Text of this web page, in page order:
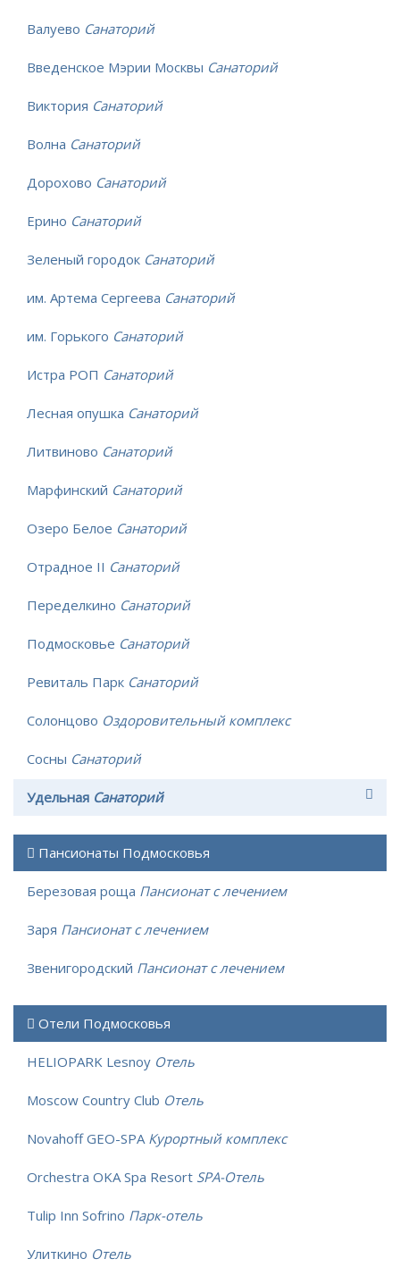
Валуево Санаторий
Введенское Мэрии Москвы Санаторий
Виктория Санаторий
Волна Санаторий
Дорохово Санаторий
Ерино Санаторий
Зеленый городок Санаторий
им. Артема Сергеева Санаторий
им. Горького Санаторий
Истра РОП Санаторий
Лесная опушка Санаторий
Литвиново Санаторий
Марфинский Санаторий
Озеро Белое Санаторий
Отрадное II Санаторий
Переделкино Санаторий
Подмосковье Санаторий
Ревиталь Парк Санаторий
Солонцово Оздоровительный комплекс
Сосны Санаторий
Удельная Санаторий
Пансионаты Подмосковья
Березовая роща Пансионат с лечением
Заря Пансионат с лечением
Звенигородский Пансионат с лечением
Отели Подмосковья
HELIOPARK Lesnoy Отель
Moscow Country Club Отель
Novahoff GEO-SPA Курортный комплекс
Orchestra OKA Spa Resort SPA-Отель
Tulip Inn Sofrino Парк-отель
Улиткино Отель